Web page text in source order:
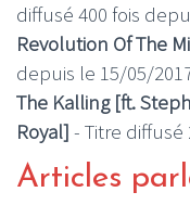
diffusé 400 fois
Revolution Of The
depuis le 15/05/
The Kalling [ft.
Royal] - Titre diffusé
Articles